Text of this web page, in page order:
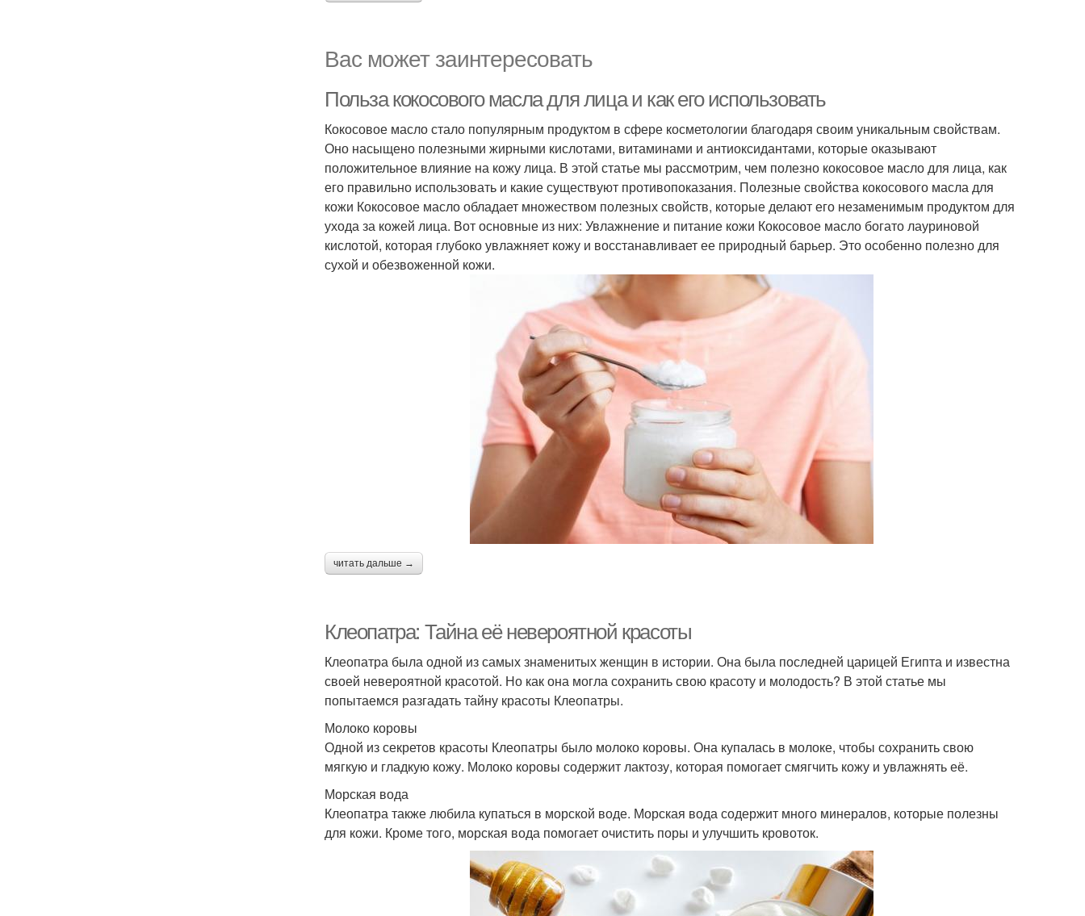
Вас может заинтересовать
Польза кокосового масла для лица и как его использовать
Кокосовое масло стало популярным продуктом в сфере косметологии благодаря своим уникальным свойствам.
Оно насыщено полезными жирными кислотами, витаминами и антиоксидантами, которые оказывают
положительное влияние на кожу лица. В этой статье мы рассмотрим, чем полезно кокосовое масло для лица, как
его правильно использовать и какие существуют противопоказания. Полезные свойства кокосового масла для
кожи Кокосовое масло обладает множеством полезных свойств, которые делают его незаменимым продуктом для
ухода за кожей лица. Вот основные из них: Увлажнение и питание кожи Кокосовое масло богато лауриновой
кислотой, которая глубоко увлажняет кожу и восстанавливает ее природный барьер. Это особенно полезно для
сухой и обезвоженной кожи.
читать дальше →
Клеопатра: Тайна её невероятной красоты
Клеопатра была одной из самых знаменитых женщин в истории. Она была последней царицей Египта и известна
своей невероятной красотой. Но как она могла сохранить свою красоту и молодость? В этой статье мы
попытаемся разгадать тайну красоты Клеопатры.
Молоко коровы
Одной из секретов красоты Клеопатры было молоко коровы. Она купалась в молоке, чтобы сохранить свою
мягкую и гладкую кожу. Молоко коровы содержит лактозу, которая помогает смягчить кожу и увлажнять её.
Морская вода
Клеопатра также любила купаться в морской воде. Морская вода содержит много минералов, которые полезны
для кожи. Кроме того, морская вода помогает очистить поры и улучшить кровоток.